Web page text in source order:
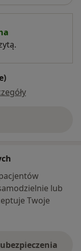
lub
Twoje